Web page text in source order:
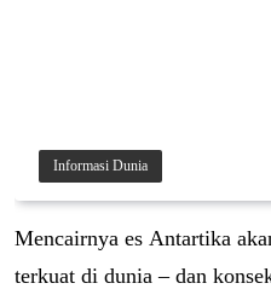
Informasi Dunia
Mеnсаіrnуа еѕ Antartika
tеrkuаt dі dunіа – dаn